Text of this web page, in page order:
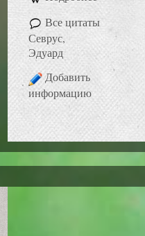
Все цитаты
Севрус,
Эдуард
Добавить
информацию